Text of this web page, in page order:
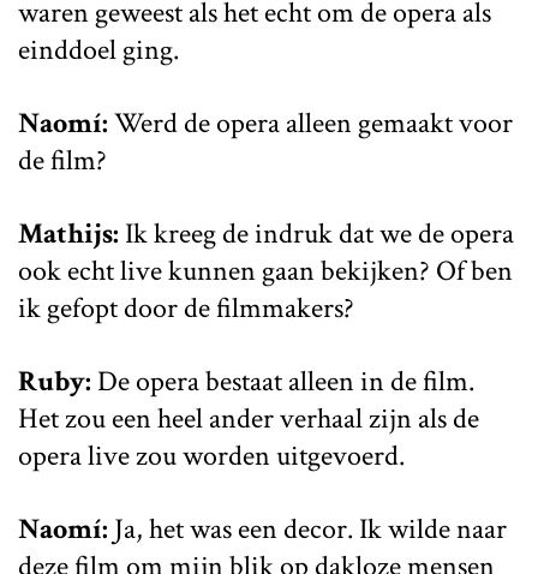
waren geweest als het echt om de opera als
einddoel ging.
Naomí:Werd de opera alleen gemaakt voor
de film?
Mathijs: Ik kreeg de indruk dat we de opera
ook echt live kunnen gaan bekijken? Of ben
ik gefopt door de filmmakers?
Ruby: De opera bestaat alleen in de film.
Het zou een heel ander verhaal zijn als de
opera live zou worden uitgevoerd.
Naomí: Ja, het was een decor. Ik wilde naar
deze film om mijn blik op dakloze mensen